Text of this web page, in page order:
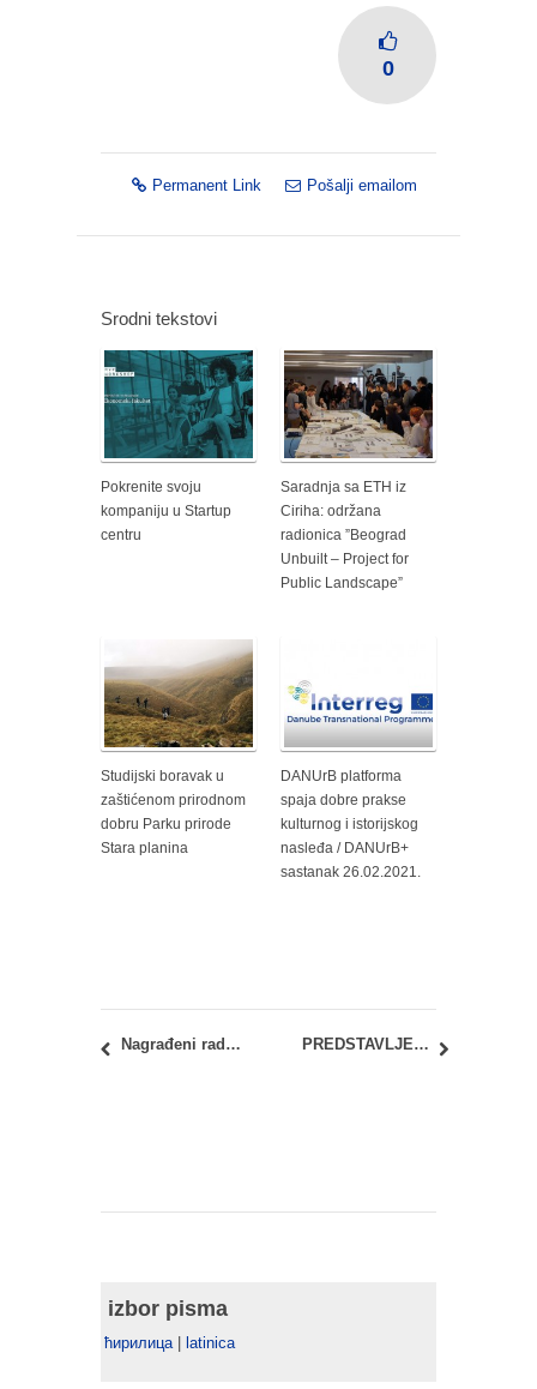
0
Permanent Link Pošalji emailom
Srodni tekstovi
Pokrenite svoju
kompaniju u Startup
centru
Saradnja sa ETH iz
Ciriha: održana
radionica ”Beograd
Unbuilt – Project for
Public Landscape”
Studijski boravak u
zaštićenom prirodnom
dobru Parku prirode
Stara planina
DANUrB platforma
spaja dobre prakse
kulturnog i istorijskog
nasleđa / DANUrB+
sastanak 26.02.2021.
Nagrađeni radovi naših studenata na internacionalnom takmičenju DOCEXDOCE 2021 PREDSTAVLJENI REZULTATI PROJEKTA „ARSENAL – INDUSTRIJSKO NASLEĐE’’ U KRAGUJEVCU
izbor pisma
ћирилица latinica